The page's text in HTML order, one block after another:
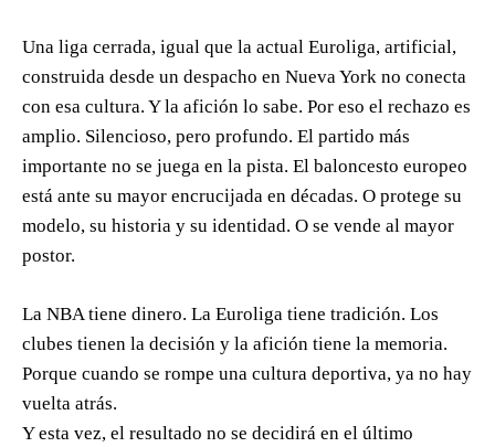
Una liga cerrada, igual que la actual Euroliga, artificial,
construida desde un despacho en Nueva York no conecta
con esa cultura. Y la afición lo sabe. Por eso el rechazo es
amplio. Silencioso, pero profundo. El partido más
importante no se juega en la pista. El baloncesto europeo
está ante su mayor encrucijada en décadas. O protege su
modelo, su historia y su identidad. O se vende al mayor
postor.
La NBA tiene dinero. La Euroliga tiene tradición. Los
clubes tienen la decisión y la afición tiene la memoria.
Porque cuando se rompe una cultura deportiva, ya no hay
vuelta atrás.
Y esta vez, el resultado no se decidirá en el último